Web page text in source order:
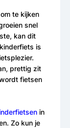
te kijken
snel
kan dit
is
prettig zit
fietsen
in
Zo kun je